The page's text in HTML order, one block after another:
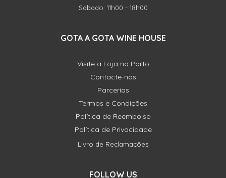
Sábado: 11h00 - 18h00
GOTA A GOTA WINE HOUSE
Visite a Loja no Porto
Contacte-nos
Parcerias
Termos e Condições
Política de Reembolso
Política de Privacidade
Livro de Reclamações
FOLLOW US